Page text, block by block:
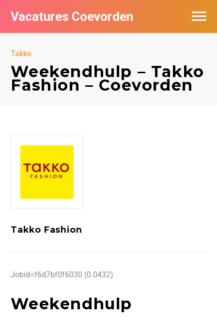
Vacatures Coevorden
Takko
Weekendhulp – Takko
Fashion – Coevorden
Takko Fashion
Jobid=f6d7bf0f6030 (0.0432)
Weekendhulp
Vacatures per bedrijf
Nieuwsbrief feed